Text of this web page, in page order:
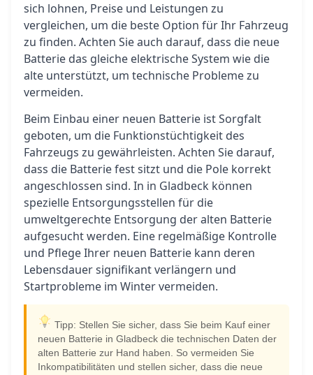
sich lohnen, Preise und Leistungen zu
vergleichen, um die beste Option für Ihr Fahrzeug
zu finden. Achten Sie auch darauf, dass die neue
Batterie das gleiche elektrische System wie die
alte unterstützt, um technische Probleme zu
vermeiden.
Beim Einbau einer neuen Batterie ist Sorgfalt
geboten, um die Funktionstüchtigkeit des
Fahrzeugs zu gewährleisten. Achten Sie darauf,
dass die Batterie fest sitzt und die Pole korrekt
angeschlossen sind. In in Gladbeck können
spezielle Entsorgungsstellen für die
umweltgerechte Entsorgung der alten Batterie
aufgesucht werden. Eine regelmäßige Kontrolle
und Pflege Ihrer neuen Batterie kann deren
Lebensdauer signifikant verlängern und
Startprobleme im Winter vermeiden.
Tipp: Stellen Sie sicher, dass Sie beim Kauf einer
neuen Batterie in Gladbeck die technischen Daten der
alten Batterie zur Hand haben. So vermeiden Sie
Inkompatibilitäten und stellen sicher, dass die neue